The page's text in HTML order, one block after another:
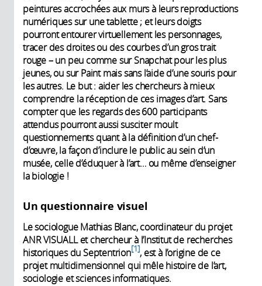
peintures accrochées aux murs à leurs reproductions
numériques sur une tablette ; et leurs doigts
pourront entourer virtuellement les personnages,
tracer des droites ou des courbes d’un gros trait
rouge – un peu comme sur Snapchat pour les plus
jeunes, ou sur Paint mais sans l’aide d’une souris pour
les autres. Le but : aider les chercheurs à mieux
comprendre la réception de ces images d’art. Sans
compter que les regards des 600 participants
attendus pourront aussi susciter moult
questionnements quant à la définition d’un chef-
d’œuvre, la façon d’inclure le public au sein d’un
musée, celle d’éduquer à l’art… ou même d’enseigner
la biologie !
Un questionnaire visuel
Le sociologue Mathias Blanc, coordinateur du projet
ANR VISUALL et chercheur à l’Institut de recherches
historiques du Septentrion 1 , est à l’origine de ce
projet multidimensionnel qui mêle histoire de l’art,
sociologie et sciences informatiques.